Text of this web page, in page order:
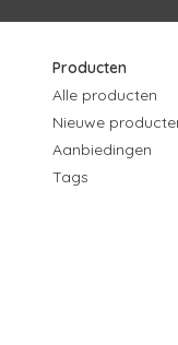
Producten
Alle producten
Nieuwe
Aanbiedingen
Tags